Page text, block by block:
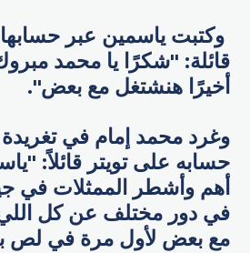
وكتبت ياسمين عبر
قائلة: "شكرًا يا محمد مبروك
أخيرًا هنشتغل مع بعض".
وغرد محمد إمام في تغريدة
حسابه على تويتر قائلاً:
أهم وأشطر الممثلات في
في دور مختلف عن كل اللي
مع بعض لأول مرة في لص